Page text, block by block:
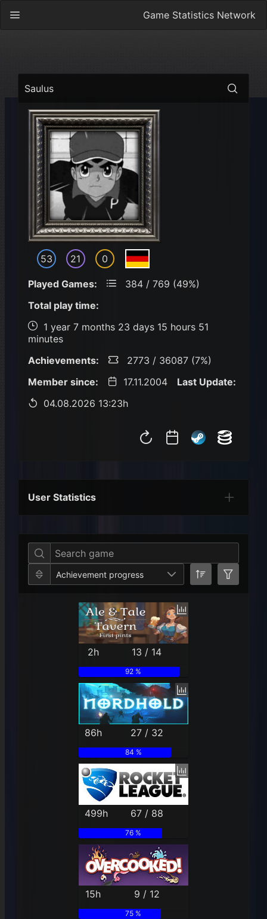
Game Statistics Network
Saulus
53 21 0
Played Games:
384 / 769 (49%)
Total play time:
1 year 7 months 23 days 15 hours 51
minutes
Achievements:
2773 / 36087 (7%)
Member since:
17.11.2004
Last Update:
04.08.2026 13:23h
User Statistics
Last Year
Achievement progress
2h 13 / 14
92 %
86h 27 / 32
84 %
499h 67 / 88
76 %
15h 9 / 12
75 %